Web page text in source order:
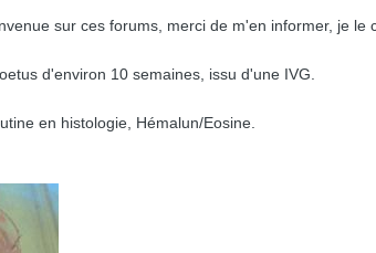
sur ces forums, merci de m'en informer, je le
d'environ 10 semaines, issu d'une IVG.
en histologie, Hémalun/Eosine.